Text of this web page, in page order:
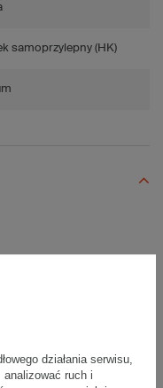
samoprzylepny (HK)
działania serwisu,
analizować ruch i